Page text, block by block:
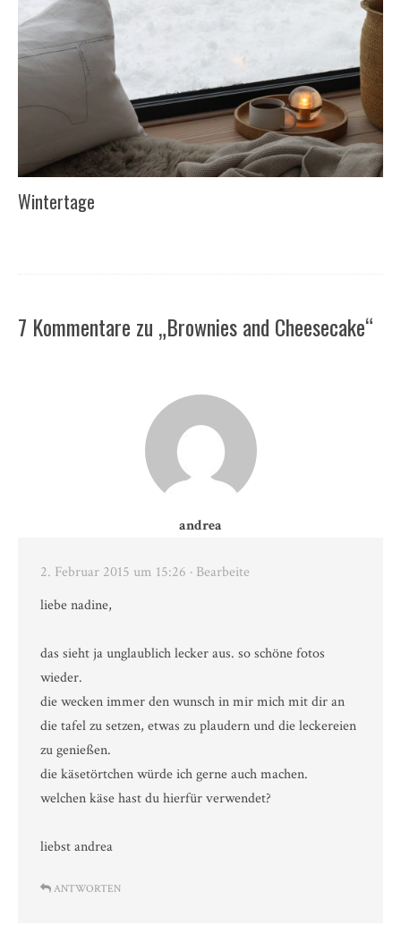
Wintertage
7 Kommentare zu „Brownies and Cheesecake“
andrea
2. Februar 2015 um 15:26 · Bearbeite
liebe nadine,
das sieht ja unglaublich lecker aus. so schöne fotos
wieder.
die wecken immer den wunsch in mir mich mit dir an
die tafel zu setzen, etwas zu plaudern und die leckereien
zu genießen.
die käsetörtchen würde ich gerne auch machen.
welchen käse hast du hierfür verwendet?
liebst andrea
ANTWORTEN